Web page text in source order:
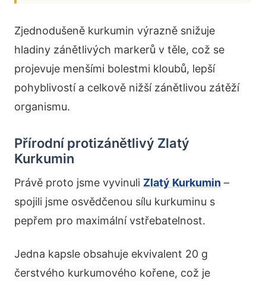
Zjednodušeně kurkumin výrazně snižuje
hladiny zánětlivých markerů v těle, což se
projevuje menšími bolestmi kloubů, lepší
pohyblivostí a celkově nižší zánětlivou zátěží
organismu.
Přírodní protizánětlivý Zlatý
Kurkumin
Právě proto jsme vyvinuli Zlatý Kurkumin –
spojili jsme osvědčenou sílu kurkuminu s
pepřem pro maximální vstřebatelnost.
Jedna kapsle obsahuje ekvivalent 20 g
čerstvého kurkumového kořene, což je